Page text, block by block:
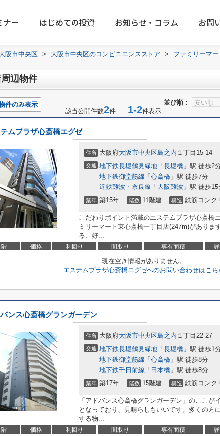
ナー はじめての投資 お知らせ・コラム お問
大阪市中央区 > 大阪市中央区のコンビニエンスストア > ファミリーマ
辺物件
並び順：
件のみ表示
該当公開件数2件 1-2件表示
ムプラザ心斎橋エグゼ
住所 大阪府大阪市中央区島之内 １丁目15-14
交通 地下鉄長堀鶴見緑地 「 長堀橋 」駅 徒歩2分
地下鉄御堂筋線 「 心斎橋 」駅 徒歩7分
近鉄難波・奈良線 「 大阪難波 」駅 徒歩15
築年 築15年 階数 11階建 構造 鉄筋コンク
こだわりポイント満載のエステムプラザ心斎橋
ミリーマート東心斎橋一丁目店(247m)がありま
る、好...
価格 利回り 間取り 専有面積
現在空き情報がありません。
エステムプラザ心斎橋エグゼへのお問い合わせはこち
ンス心斎橋グランガーデン
住所 大阪府大阪市中央区島之内 １丁目22-27
交通 地下鉄長堀鶴見緑地 「 長堀橋 」駅 徒歩1分
地下鉄御堂筋線 「 心斎橋 」駅 徒歩8分
地下鉄千日前線 「 日本橋 」駅 徒歩8分
築年 築17年 階数 15階建 構造 鉄筋コンク
「アドバンス心斎橋グランガーデン」のここが
となっており、見晴らしもいいです。多くの方
する物...
価格 利回り 間取り 専有面積